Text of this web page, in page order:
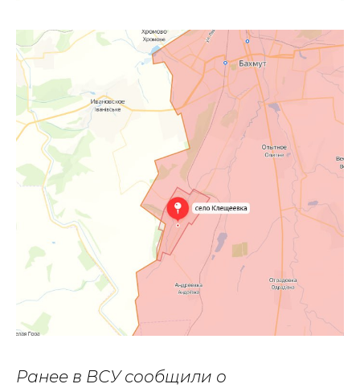
Ранее в ВСУ сообщили о